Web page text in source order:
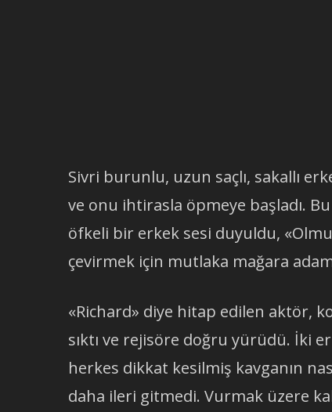
Sivri burunlu, uzun saçlı, sakallı
ve onu ihtirasla öpmeye başladı.
öfkeli bir erkek sesi duyuldu,
çevirmek için mutlaka mağara
«Richard» diye hitap edilen aktör,
sıktı ve rejisöre doğru yürüdü. İki
herkes dikkat kesilmiş kavganın
daha ileri gitmedi. Vurmak üzere